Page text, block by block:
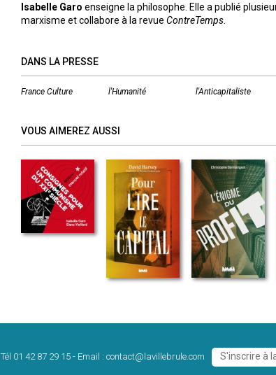
Isabelle Garo enseigne la philosophe. Elle a publié
marxisme et collabore à la revue ContreTemps
DANS LA PRESSE
France Culture l'Humanité l'Anticapitaliste
VOUS AIMEREZ AUSSI
Tél 01 42 87 29 15 - Email : contact@lavillebrule.com